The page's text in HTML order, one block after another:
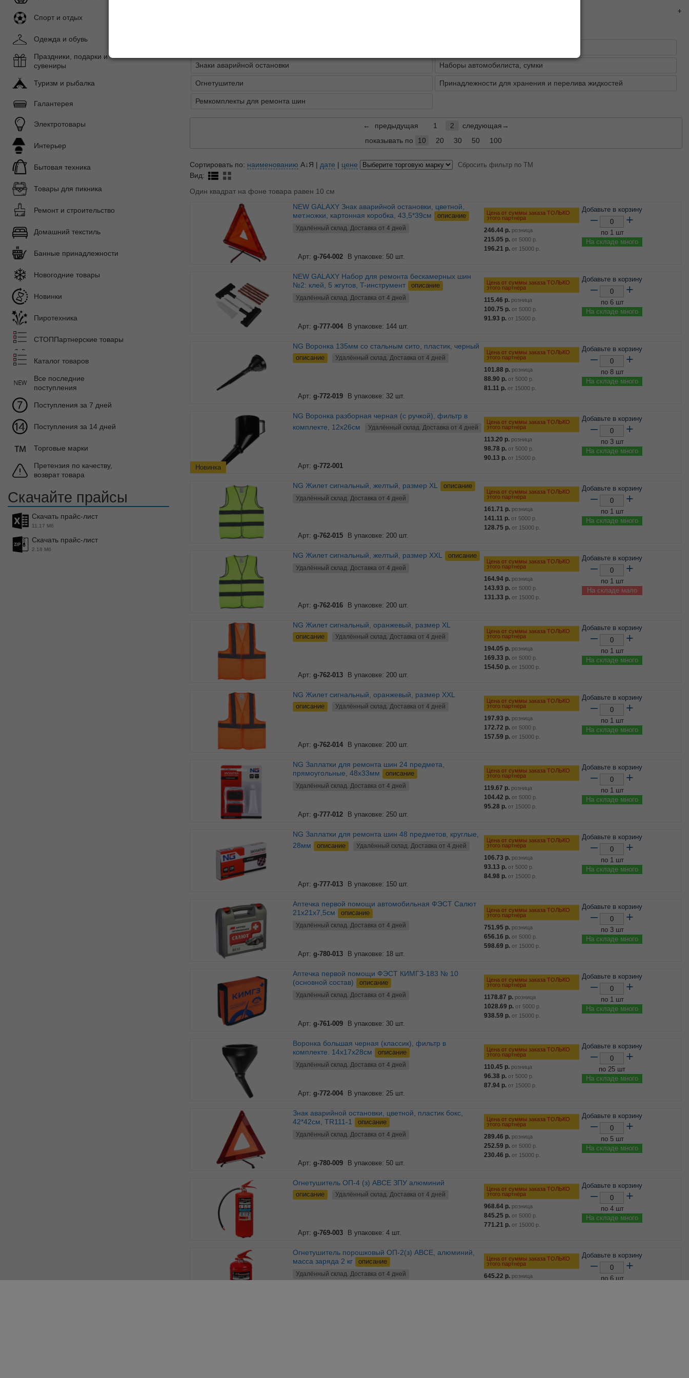
Знаки аварийной остановки Наборы автомобилиста, сумки
Огнетушители Принадлежности для хранения и перелива жидкостей
Ремкомплекты для ремонта шин
← предыдущая 1 2
следующая→
показывать по
10 20 30 50 100
Сортировать по: наименованию А↓Я | дате | цене Сбросить фильтр по ТМ
Вид:
Один квадрат на фоне товара равен 10 см
NEW GALAXY Знак аварийной остановки, цветной,
мет.ножки, картонная коробка, 43,5*39см
описание
Удалённый склад. Доставка от 4 дней
Арт: g-764-002 В упаковке: 50 шт.
Цена от суммы заказа ТОЛЬКО
этого партнёра
246.44 р. розница
215.05 р. от 5000 р.
196.21 р. от 15000 р.
Добавьте в корзину
– +
по 1 шт
На складе много
NEW GALAXY Набор для ремонта бескамерных шин
№2: клей, 5 жгутов, T-инструмент
описание
Удалённый склад. Доставка от 4 дней
Арт: g-777-004 В упаковке: 144 шт.
Цена от суммы заказа ТОЛЬКО
этого партнёра
115.46 р. розница
100.75 р. от 5000 р.
91.93 р. от 15000 р.
Добавьте в корзину
– +
по 6 шт
На складе много
NG Воронка 135мм со стальным сито, пластик, черный
описание Удалённый склад. Доставка от 4 дней
Арт: g-772-019 В упаковке: 32 шт.
Цена от суммы заказа ТОЛЬКО
этого партнёра
101.88 р. розница
88.90 р. от 5000 р.
81.11 р. от 15000 р.
Добавьте в корзину
– +
по 8 шт
На складе много
Новинка
NG Воронка разборная черная (с ручкой), фильтр в
комплекте, 12x26см
Удалённый склад. Доставка от 4 дней
Арт: g-772-001
Цена от суммы заказа ТОЛЬКО
этого партнёра
113.20 р. розница
98.78 р. от 5000 р.
90.13 р. от 15000 р.
Добавьте в корзину
– +
по 3 шт
На складе много
NG Жилет сигнальный, желтый, размер XL описание
Удалённый склад. Доставка от 4 дней
Арт: g-762-015 В упаковке: 200 шт.
Цена от суммы заказа ТОЛЬКО
этого партнёра
161.71 р. розница
141.11 р. от 5000 р.
128.75 р. от 15000 р.
Добавьте в корзину
– +
по 1 шт
На складе много
NG Жилет сигнальный, желтый, размер XXL описание
Удалённый склад. Доставка от 4 дней
Арт: g-762-016 В упаковке: 200 шт.
Цена от суммы заказа ТОЛЬКО
этого партнёра
164.94 р. розница
143.93 р. от 5000 р.
131.33 р. от 15000 р.
Добавьте в корзину
– +
по 1 шт
На складе мало
NG Жилет сигнальный, оранжевый, размер XL
описание Удалённый склад. Доставка от 4 дней
Арт: g-762-013 В упаковке: 200 шт.
Цена от суммы заказа ТОЛЬКО
этого партнёра
194.05 р. розница
169.33 р. от 5000 р.
154.50 р. от 15000 р.
Добавьте в корзину
– +
по 1 шт
На складе много
NG Жилет сигнальный, оранжевый, размер XXL
описание Удалённый склад. Доставка от 4 дней
Арт: g-762-014 В упаковке: 200 шт.
Цена от суммы заказа ТОЛЬКО
этого партнёра
197.93 р. розница
172.72 р. от 5000 р.
157.59 р. от 15000 р.
Добавьте в корзину
– +
по 1 шт
На складе много
NG Заплатки для ремонта шин 24 предмета,
прямоугольные, 48x33мм
описание
Удалённый склад. Доставка от 4 дней
Арт: g-777-012 В упаковке: 250 шт.
Цена от суммы заказа ТОЛЬКО
этого партнёра
119.67 р. розница
104.42 р. от 5000 р.
95.28 р. от 15000 р.
Добавьте в корзину
– +
по 1 шт
На складе много
NG Заплатки для ремонта шин 48 предметов, круглые,
28мм
описание Удалённый склад. Доставка от 4 дней
Арт: g-777-013 В упаковке: 150 шт.
Цена от суммы заказа ТОЛЬКО
этого партнёра
106.73 р. розница
93.13 р. от 5000 р.
84.98 р. от 15000 р.
Добавьте в корзину
– +
по 1 шт
На складе много
Аптечка первой помощи автомобильная ФЭСТ Салют
21x21x7,5см
описание
Удалённый склад. Доставка от 4 дней
Арт: g-780-013 В упаковке: 18 шт.
Цена от суммы заказа ТОЛЬКО
этого партнёра
751.95 р. розница
656.16 р. от 5000 р.
598.69 р. от 15000 р.
Добавьте в корзину
– +
по 3 шт
На складе много
Аптечка первой помощи ФЭСТ КИМГЗ-183 № 10
(основной состав)
описание
Удалённый склад. Доставка от 4 дней
Арт: g-761-009 В упаковке: 30 шт.
Цена от суммы заказа ТОЛЬКО
этого партнёра
1178.87 р. розница
1028.69 р. от 5000 р.
938.59 р. от 15000 р.
Добавьте в корзину
– +
по 1 шт
На складе много
Воронка большая черная (классик), фильтр в
комплекте. 14x17x28см
описание
Удалённый склад. Доставка от 4 дней
Арт: g-772-004 В упаковке: 25 шт.
Цена от суммы заказа ТОЛЬКО
этого партнёра
110.45 р. розница
96.38 р. от 5000 р.
87.94 р. от 15000 р.
Добавьте в корзину
– +
по 25 шт
На складе много
Знак аварийной остановки, цветной, пластик бокс,
42*42см, TR111-1
описание
Удалённый склад. Доставка от 4 дней
Арт: g-780-009 В упаковке: 50 шт.
Цена от суммы заказа ТОЛЬКО
этого партнёра
289.46 р. розница
252.59 р. от 5000 р.
230.46 р. от 15000 р.
Добавьте в корзину
– +
по 5 шт
На складе много
Огнетушитель ОП-4 (з) АВСЕ ЗПУ алюминий
описание Удалённый склад. Доставка от 4 дней
Арт: g-769-003 В упаковке: 4 шт.
Цена от суммы заказа ТОЛЬКО
этого партнёра
968.64 р. розница
845.25 р. от 5000 р.
771.21 р. от 15000 р.
Добавьте в корзину
– +
по 4 шт
На складе много
Огнетушитель порошковый ОП-2(з) АВСЕ, алюминий,
масса заряда 2 кг
описание
Удалённый склад. Доставка от 4 дней
Цена от суммы заказа ТОЛЬКО
этого партнёра
645.22 р. розница
Добавьте в корзину
– +
по 6 шт
Спорт и отдых
Одежда и обувь
Праздники, подарки и
сувениры
Туризм и рыбалка
Галантерея
Электротовары
Интерьер
Бытовая техника
Товары для пикника
Ремонт и строительство
Домашний текстиль
Банные принадлежности
Новогодние товары
Новинки
Пиротехника
СТОППартнерские товары
Каталог товаров
Все последние
поступления
Поступления за 7 дней
Поступления за 14 дней
Торговые марки
Претензия по качеству,
возврат товара
Скачайте прайсы
Скачать прайс-лист
11.17 Мб
Скачать прайс-лист
2.18 Мб